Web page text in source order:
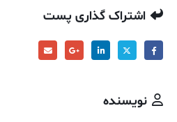
اشتراک گذاری پست
نویسنده